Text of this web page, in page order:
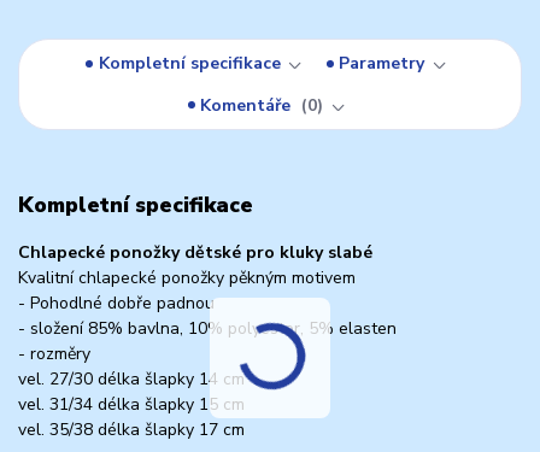
Kompletní specifikace
Parametry
Komentáře
0
Kompletní specifikace
Chlapecké ponožky dětské pro kluky slabé
Kvalitní chlapecké ponožky pěkným motivem
- Pohodlné dobře padnou
- složení 85% bavlna, 10% polyester, 5% elasten
- rozměry
vel. 27/30 délka šlapky 14 cm
vel. 31/34 délka šlapky 15 cm
vel. 35/38 délka šlapky 17 cm